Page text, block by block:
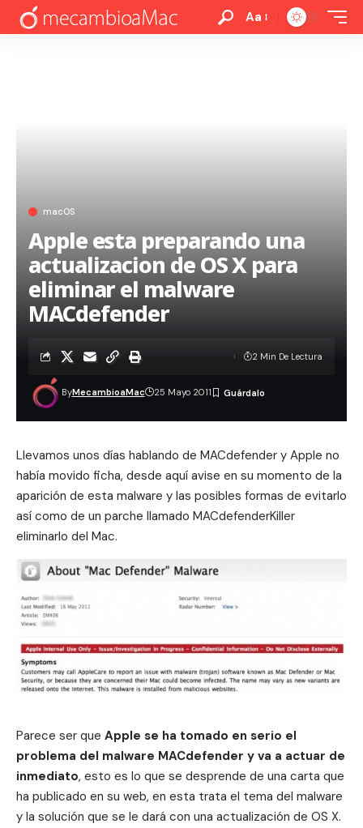
Aa
macOS
Apple esta preparando una
actualizacion de OS X para
eliminar el malware
MACdefender
ByMecambioaMac 25 Mayo 2011
2 Min De Lectura
Llevamos unos días hablando de MACdefender y Apple no
había movido ficha, desde aquí avise en su momento de la
aparición de esta malware y las posibles formas de evitarlo
así como de un parche llamado MACdefenderKiller
eliminarlo del Mac.
Parece ser que Apple se ha tomado en serio el
problema del malware MACdefender y va a actuar de
inmediato, esto es lo que se desprende de una carta que
ha publicado en su web, en esta trata el tema del malware
y la solución que se le dará con una actualización de OS X.